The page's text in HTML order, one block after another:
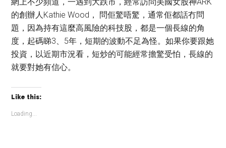
的創辦人Kathie Wood， 問佢驚唔驚，通常佢都話冇問
題，因為持有這麼高風險的科技股，都是一個長線的角
度，起碼睇3、5年，短期的波動不足為怪。如果你要跟她
投資，以近期市況看，短炒的可能經常擔驚受怕，長線的
就要對她有信心。
Like this:
Loading...